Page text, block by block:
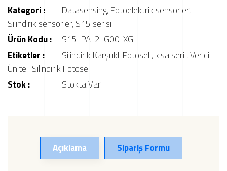
Kategori : : Datasensing, Fotoelektrik sensörler,
Silindirik sensörler, S15 serisi
Ürün Kodu : : S15-PA-2-G00-XG
Etiketler :
: Silindirik Karşılıklı Fotosel , kısa seri ,Verici
Ünite | Silindirik Fotosel
Stok :
: Stokta Var
Açıklama Sipariş Formu